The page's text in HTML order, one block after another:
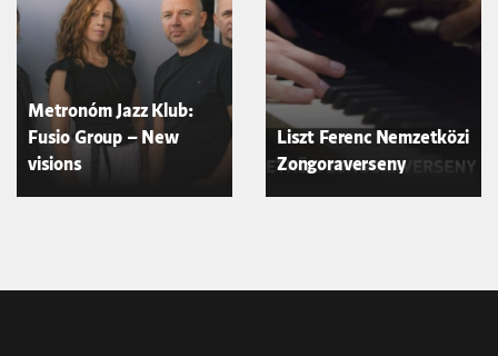
Metronóm Jazz Klub:
Fusio Group – New
visions
Liszt Ferenc Nemzetközi
Zongoraverseny